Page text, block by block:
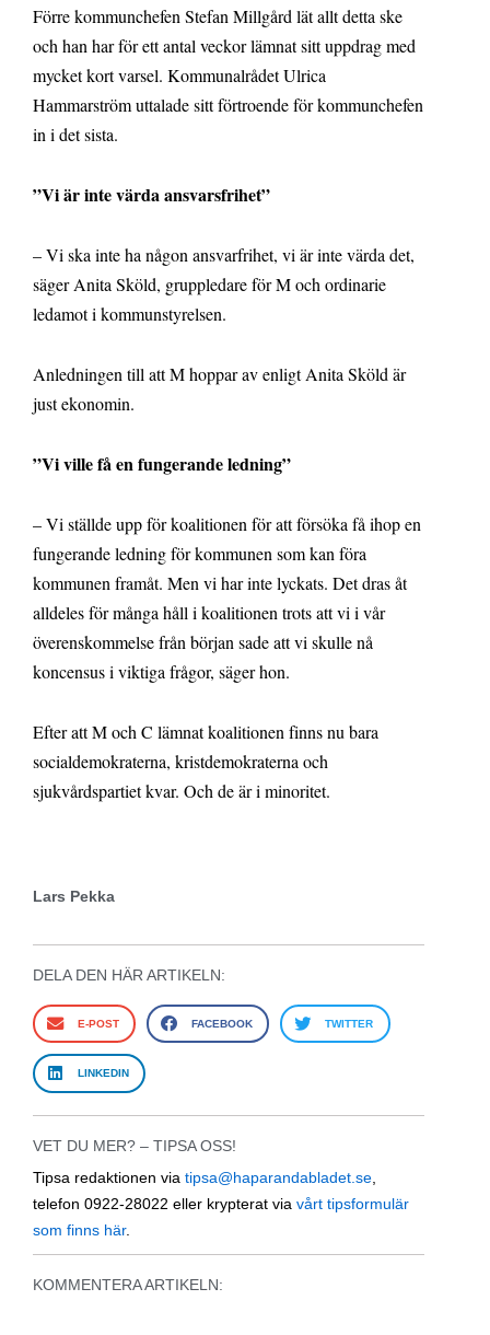
Förre kommunchefen Stefan Millgård lät allt detta ske
och han har för ett antal veckor lämnat sitt uppdrag med
mycket kort varsel. Kommunalrådet Ulrica
Hammarström uttalade sitt förtroende för kommunchefen
in i det sista.
”Vi är inte värda ansvarsfrihet”
– Vi ska inte ha någon ansvarfrihet, vi är inte värda det,
säger Anita Sköld, gruppledare för M och ordinarie
ledamot i kommunstyrelsen.
Anledningen till att M hoppar av enligt Anita Sköld är
just ekonomin.
”Vi ville få en fungerande ledning”
– Vi ställde upp för koalitionen för att försöka få ihop en
fungerande ledning för kommunen som kan föra
kommunen framåt. Men vi har inte lyckats. Det dras åt
alldeles för många håll i koalitionen trots att vi i vår
överenskommelse från början sade att vi skulle nå
koncensus i viktiga frågor, säger hon.
Efter att M och C lämnat koalitionen finns nu bara
socialdemokraterna, kristdemokraterna och
sjukvårdspartiet kvar. Och de är i minoritet.
Lars Pekka
DELA DEN HÄR ARTIKELN:
E-POST FACEBOOK TWITTER
LINKEDIN
VET DU MER? – TIPSA OSS!
Tipsa redaktionen via tipsa@haparandabladet.se
telefon 0922-28022 eller krypterat via vårt tipsformulär
som finns här.
KOMMENTERA ARTIKELN: